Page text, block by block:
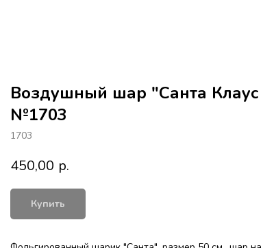
Воздушный шар "Санта Клаус
№1703
1703
450,00 р.
Купить